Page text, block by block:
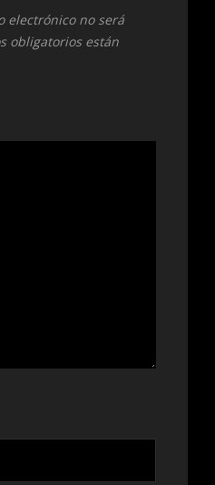
electrónico no será
obligatorios están